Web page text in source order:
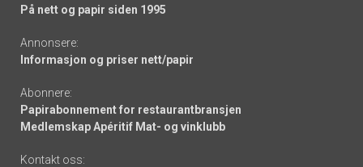
På nett og papir siden 1995
Annonsere:
Informasjon og priser nett/papir
Abonnere:
Papirabonnement for restaurantbransjen
Medlemskap Apéritif Mat- og vinklubb
Kontakt oss: